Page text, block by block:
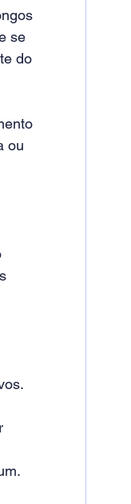
se
do
ou